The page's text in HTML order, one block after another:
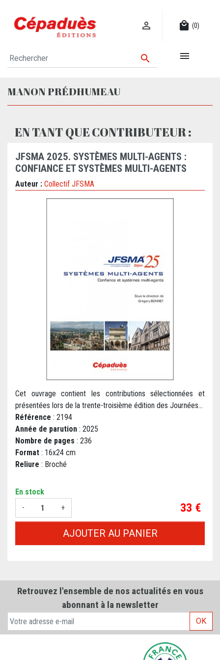
 local_mall (0)
 
MANON PRÉDHUMEAU
EN TANT QUE CONTRIBUTEUR :
JFSMA 2025. SYSTÈMES MULTI-AGENTS :
CONFIANCE ET SYSTÈMES MULTI-AGENTS
Auteur : Collectif JFSMA
Cet ouvrage contient les contributions sélectionnées et
présentées lors de la trente-troisième édition des Journées...
Référence : 2194
Année de parution : 2025
Nombre de pages : 236
Format : 16x24 cm
Reliure : Broché
En stock
-
+ Prix
33 €
AJOUTER AU PANIER
Retrouvez l'ensemble de nos actualités en vous
abonnant à la newsletter
OK